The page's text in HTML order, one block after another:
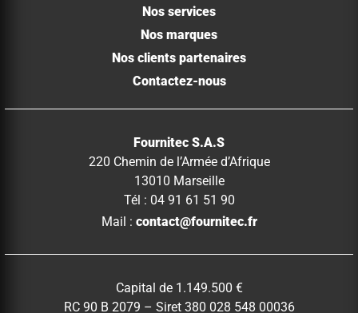
Nos services
Nos marques
Nos clients partenaires
Contactez-nous
Fournitec S.A.S
220 Chemin de l’Armée d’Afrique
13010 Marseille
Tél : 04 91 61 51 90
Mail : contact@fournitec.fr
Capital de 1.149.500 €
RC 90 B 2079 – Siret 380 028 548 00036